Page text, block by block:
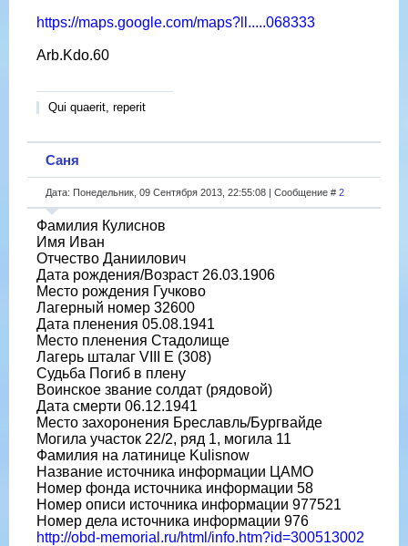
https://maps.google.com/maps?ll.....068333
Arb.Kdo.60
Qui quaerit, reperit
Саня
Дата: Понедельник, 09 Сентября 2013, 22:55:08 | Сообщение # 2
Фамилия Кулиснов
Имя Иван
Отчество Даниилович
Дата рождения/Возраст 26.03.1906
Место рождения Гучково
Лагерный номер 32600
Дата пленения 05.08.1941
Место пленения Стадолище
Лагерь шталаг VIII E (308)
Судьба Погиб в плену
Воинское звание солдат (рядовой)
Дата смерти 06.12.1941
Место захоронения Бреславль/Бургвайде
Могила участок 22/2, ряд 1, могила 11
Фамилия на латинице Kulisnow
Название источника информации ЦАМО
Номер фонда источника информации 58
Номер описи источника информации 977521
Номер дела источника информации 976
http://obd-memorial.ru/html/info.htm?id=300513002